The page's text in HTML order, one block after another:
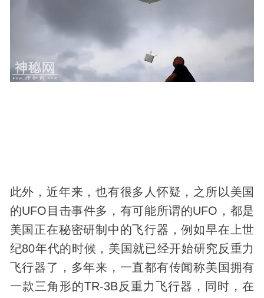
此外，近年来，也有很多人怀疑，之所以美国
的UFO目击事件多，有可能所谓的UFO，都是
美国正在秘密研制中的飞行器，例如早在上世
纪80年代的时候，美国就已经开始研究反重力
飞行器了，多年来，一直都有传闻称美国拥有
一款三角形的TR-3B反重力飞行器，同时，在